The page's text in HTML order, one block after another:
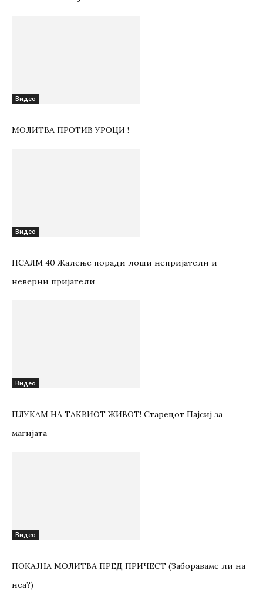
Видео
МОЛИТВА ПРОТИВ УРОЦИ !
Видео
ПСАЛМ 40 Жалење поради лоши непријатели и
неверни пријатели
Видео
ПЛУКАМ НА ТАКВИОТ ЖИВОТ! Старецот Пајсиј за
магијата
Видео
ПОКАЈНА МОЛИТВА ПРЕД ПРИЧЕСТ (Забораваме ли на
неа?)